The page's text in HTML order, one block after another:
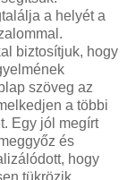
a helyét a
biztosítjuk, hogy
szöveg az
a többi
Egy jól megírt
és
hogy
tükrözik